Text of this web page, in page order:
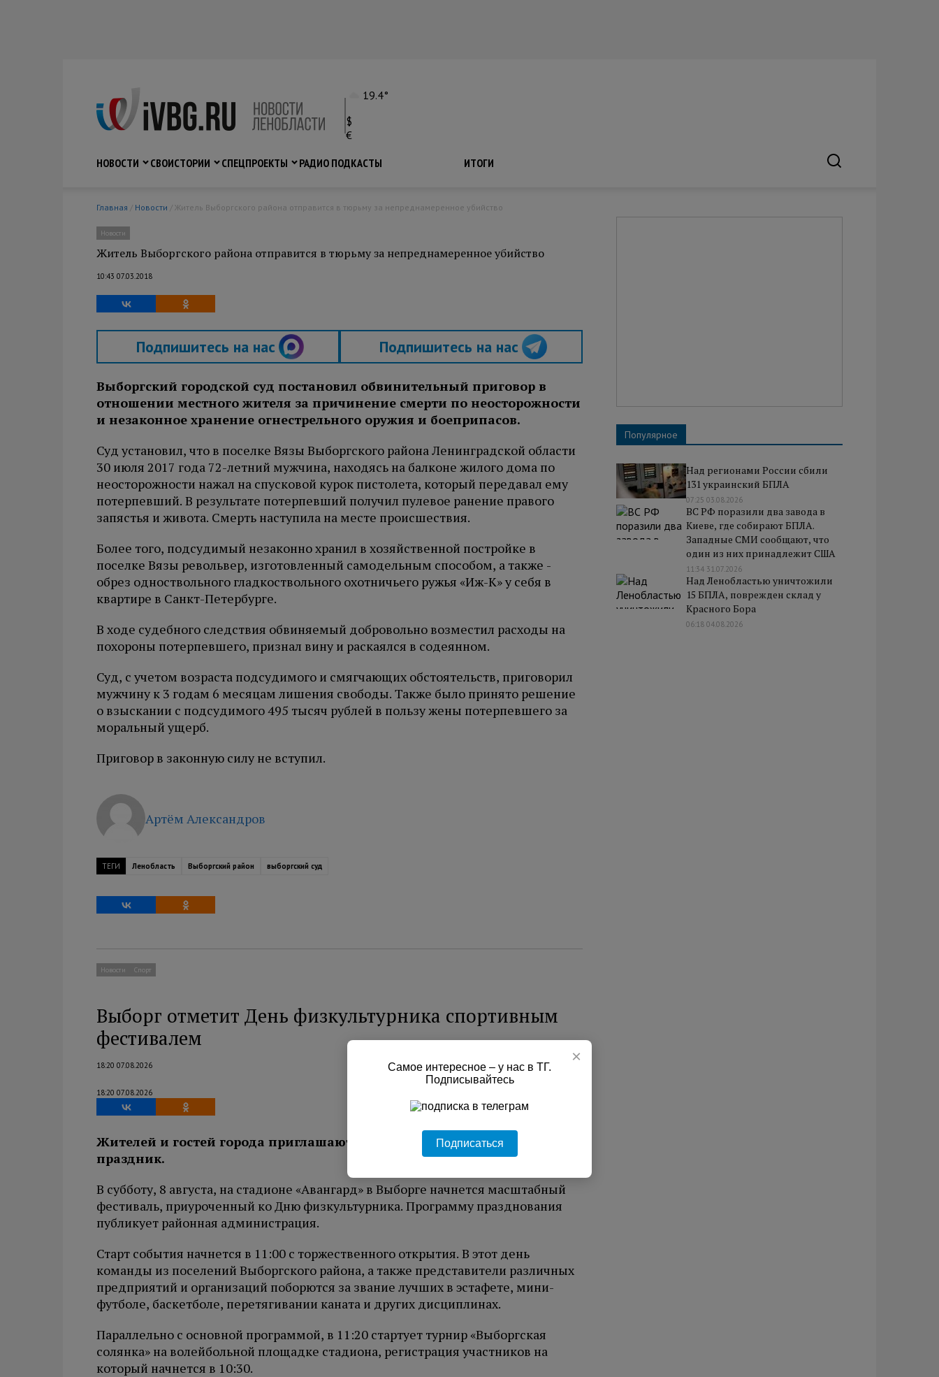
19.4°
$
€
НОВОСТИ
СВОИСТОРИИ СПЕЦПРОЕКТЫ РАДИО ПОДКАСТЫ ИТОГИ
Главная / Новости / Житель Выборгского района отправится в тюрьму за непреднамеренное убийство
Новости
Житель Выборгского района отправится в тюрьму за непреднамеренное убийство
10:43 07.03.2018
Подпишитесь на нас Подпишитесь на нас
Выборгский городской суд постановил обвинительный приговор в
отношении местного жителя за причинение смерти по неосторожности
и незаконное хранение огнестрельного оружия и боеприпасов.
Суд установил, что в поселке Вязы Выборгского района Ленинградской области
30 июля 2017 года 72-летний мужчина, находясь на балконе жилого дома по
неосторожности нажал на спусковой курок пистолета, который передавал ему
потерпевший. В результате потерпевший получил пулевое ранение правого
запястья и живота. Смерть наступила на месте происшествия.
Более того, подсудимый незаконно хранил в хозяйственной постройке в
поселке Вязы револьвер, изготовленный самодельным способом, а также -
обрез одноствольного гладкоствольного охотничьего ружья «Иж-К» у себя в
квартире в Санкт-Петербурге.
В ходе судебного следствия обвиняемый добровольно возместил расходы на
похороны потерпевшего, признал вину и раскаялся в содеянном.
Суд, с учетом возраста подсудимого и смягчающих обстоятельств, приговорил
мужчину к 3 годам 6 месяцам лишения свободы. Также было принято решение
о взыскании с подсудимого 495 тысяч рублей в пользу жены потерпевшего за
моральный ущерб.
Приговор в законную силу не вступил.
Артём Александров
ТЕГИ Ленобласть Выборгский район выборгский суд
Новости Спорт
Выборг отметит День физкультурника спортивным
фестивалем
18:20 07.08.2026
18:20 07.08.2026
Жителей и гостей города приглашают на масштабный спортивный
праздник.
В субботу, 8 августа, на стадионе «Авангард» в Выборге начнется масштабный
фестиваль, приуроченный ко Дню физкультурника. Программу празднования
публикует районная администрация.
Старт события начнется в 11:00 с торжественного открытия. В этот день
команды из поселений Выборгского района, а также представители различных
предприятий и организаций поборются за звание лучших в эстафете, мини-
футболе, баскетболе, перетягивании каната и других дисциплинах.
Параллельно с основной программой, в 11:20 стартует турнир «Выборгская
солянка» на волейбольной площадке стадиона, регистрация участников на
который начнется в 10:30.
Популярное
Над регионами России сбили
131 украинский БПЛА
07:25 03.08.2026
ВС РФ поразили два завода в
Киеве, где собирают БПЛА.
Западные СМИ сообщают, что
один из них принадлежит США
11:34 31.07.2026
Над Ленобластью уничтожили
15 БПЛА, поврежден склад у
Красного Бора
06:18 04.08.2026
×
Самое интересное – у нас в ТГ.
Подписывайтесь
Подписаться